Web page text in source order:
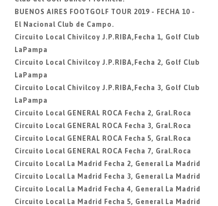
BUENOS AIRES FOOTGOLF TOUR 2019 - FECHA 10 -
El Nacional Club de Campo.
Circuito Local Chivilcoy J.P.RIBA,Fecha 1, Golf Club
LaPampa
Circuito Local Chivilcoy J.P.RIBA,Fecha 2, Golf Club
LaPampa
Circuito Local Chivilcoy J.P.RIBA,Fecha 3, Golf Club
LaPampa
Circuito Local GENERAL ROCA Fecha 2, Gral.Roca
Circuito Local GENERAL ROCA Fecha 3, Gral.Roca
Circuito Local GENERAL ROCA Fecha 5, Gral.Roca
Circuito Local GENERAL ROCA Fecha 7, Gral.Roca
Circuito Local La Madrid Fecha 2, General La Madrid
Circuito Local La Madrid Fecha 3, General La Madrid
Circuito Local La Madrid Fecha 4, General La Madrid
Circuito Local La Madrid Fecha 5, General La Madrid